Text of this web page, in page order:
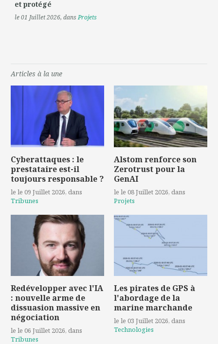
et protégé
le 01 Juillet 2026, dansProjets
Articles à la une
Cyberattaques : le
prestataire est-il
toujours responsable ?
le le 09 Juillet 2026, dans
Tribunes
Alstom renforce son
Zerotrust pour la
GenAI
le le 08 Juillet 2026, dans
Projets
Redévelopper avec l'IA
: nouvelle arme de
dissuasion massive en
négociation
le le 06 Juillet 2026, dans
Tribunes
Les pirates de GPS à
l'abordage de la
marine marchande
le le 03 Juillet 2026, dans
Technologies